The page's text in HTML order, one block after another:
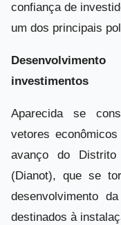
confiança de
um dos principais
investimentos
Aparecida se
vetores
avanço do Distrito
(Dianot), que se
desenvolvimento
destinados à